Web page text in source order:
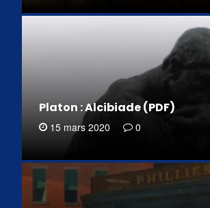
Platon : Alcibiade (PDF)
15 mars 2020 0